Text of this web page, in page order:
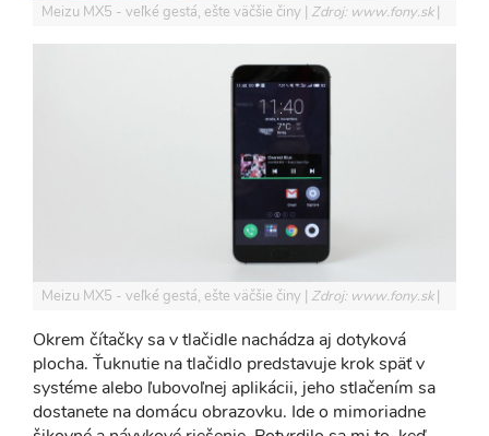
Meizu MX5 - veľké gestá, ešte väčšie činy Zdroj: www.fony.sk
Meizu MX5 - veľké gestá, ešte väčšie činy Zdroj: www.fony.sk
Okrem čítačky sa v tlačidle nachádza aj dotyková
plocha. Ťuknutie na tlačidlo predstavuje krok späť v
systéme alebo ľubovoľnej aplikácii, jeho stlačením sa
dostanete na domácu obrazovku. Ide o mimoriadne